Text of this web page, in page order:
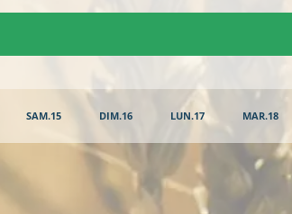
SAM.15 DIM.16 LUN.17 MAR.18